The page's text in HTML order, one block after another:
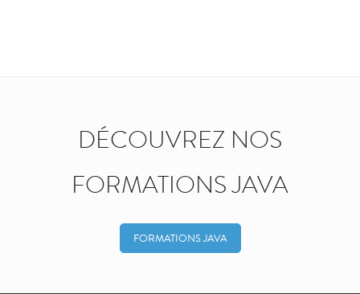
DÉCOUVREZ NOS
FORMATIONS JAVA
FORMATIONS JAVA